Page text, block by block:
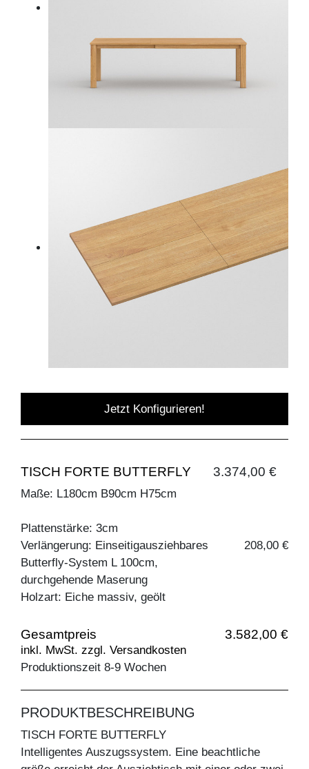
Jetzt Konfigurieren!
TISCH FORTE BUTTERFLY 3.374,00 €
Maße: L180cm B90cm H75cm
Plattenstärke: 3cm
Verlängerung: Einseitigausziehbares
Butterfly-System L 100cm,
durchgehende Maserung
208,00 €
Holzart: Eiche massiv, geölt
Gesamtpreis 3.582,00 €
inkl. MwSt. zzgl. Versandkosten
Produktionszeit 8-9 Wochen
PRODUKTBESCHREIBUNG
TISCH FORTE BUTTERFLY
Intelligentes Auszugssystem. Eine beachtliche